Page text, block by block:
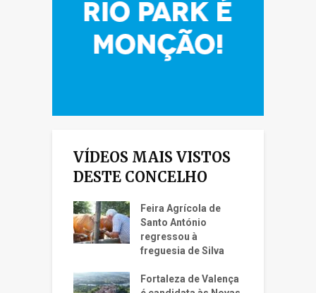
VÍDEOS MAIS VISTOS
DESTE CONCELHO
Feira Agrícola de
Santo António
regressou à
freguesia de Silva
Fortaleza de Valença